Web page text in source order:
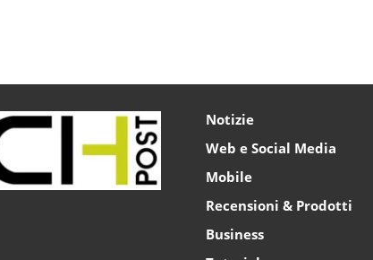
Notizie
Web e Social Media
Mobile
Recensioni & Prodotti
Business